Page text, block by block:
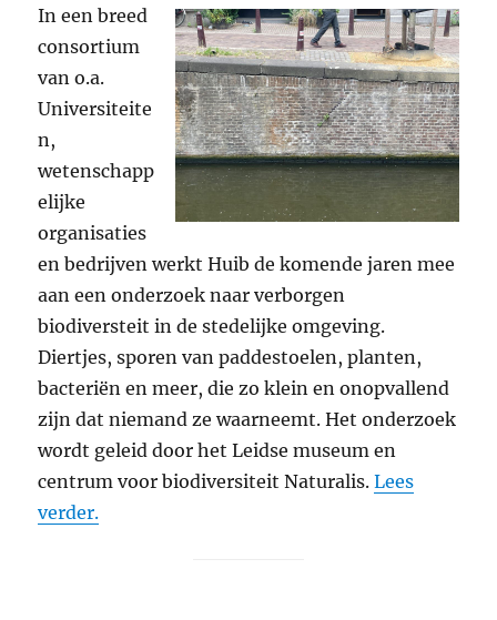
In een breed
consortium
van o.a.
Universiteite
n,
wetenschapp
elijke
organisaties
en bedrijven werkt Huib de komende jaren mee
aan een onderzoek naar verborgen
biodiversteit in de stedelijke omgeving.
Diertjes, sporen van paddestoelen, planten,
bacteriën en meer, die zo klein en onopvallend
zijn dat niemand ze waarneemt. Het onderzoek
wordt geleid door het Leidse museum en
centrum voor biodiversiteit Naturalis.Lees
verder.